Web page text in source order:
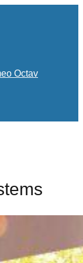
Octav